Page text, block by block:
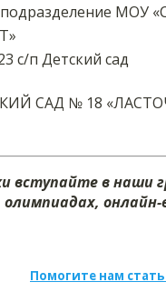
МОУ
с/п Детский сад
САД № 18
вступайте в наши
олимпиадах,
Помогите нам